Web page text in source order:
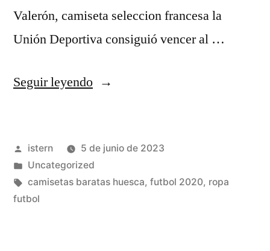
Valerón, camiseta seleccion francesa la
Unión Deportiva consiguió vencer al …
Seguir leyendo«camisetas
aliexpress»
Publicado
por
istern
5 de junio de 2023
Publicado
en
Uncategorized
Etiquetas:
camisetas baratas huesca, futbol 2020, ropa
futbol